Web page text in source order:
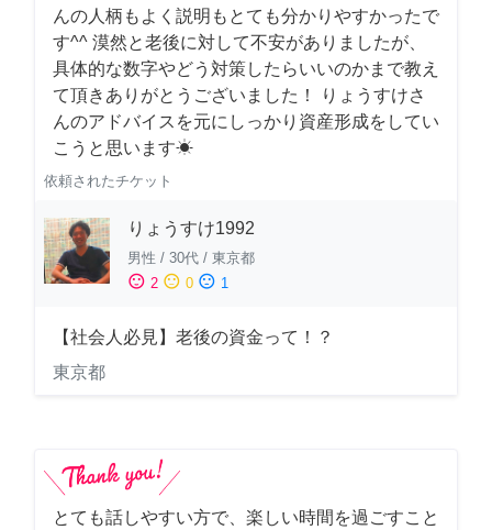
んの人柄もよく説明もとても分かりやすかったで
す^^ 漠然と老後に対して不安がありましたが、
具体的な数字やどう対策したらいいのかまで教え
て頂きありがとうございました！ りょうすけさ
んのアドバイスを元にしっかり資産形成をしてい
こうと思います☀︎
依頼されたチケット
りょうすけ1992
男性 / 30代 / 東京都
sentiment_satisfied 2 sentiment_neutral 0 sentiment_dissatisfied 1
【社会人必見】老後の資金って！？
東京都
とても話しやすい方で、楽しい時間を過ごすこと